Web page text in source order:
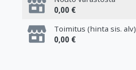
0,00 €
Toimitus (hinta sis. alv)
0,00 €